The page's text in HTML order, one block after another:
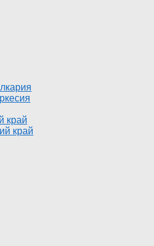
край
край